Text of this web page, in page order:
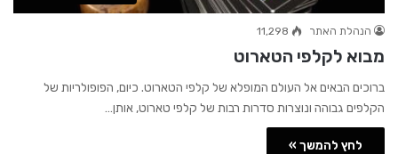
הנהלת האתר 11,298
מבוא לקלפי הטארוט
ברוכים הבאים אל העולם המופלא של קלפי הטארוט. כיום, הפופולריות של
הקלפים גבוהה ונוצרות סדרות רבות של קלפי טארוט, אותן…
לחץ להמשך »